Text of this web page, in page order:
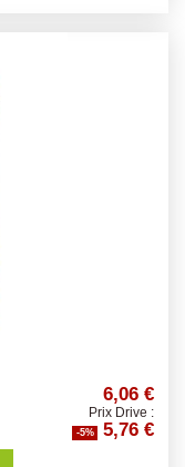
6,06 €
Prix Drive :
-5% 5,76 €